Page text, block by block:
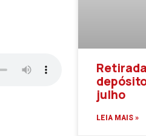
julho
LEIA MAIS »